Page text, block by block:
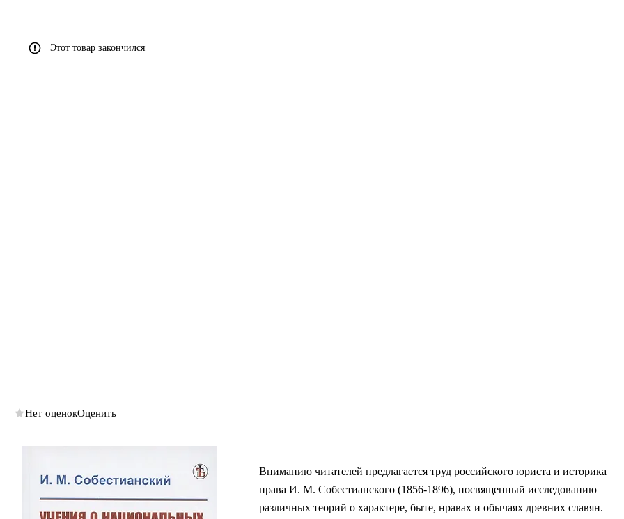
Вниманию читателей предлагается труд российского юриста и историка
права И. М. Собестианского (1856-1896), посвященный исследованию
различных теорий о характере, быте, нравах и обычаях древних славян.
Этот товар закончился
Нет оценокОценить